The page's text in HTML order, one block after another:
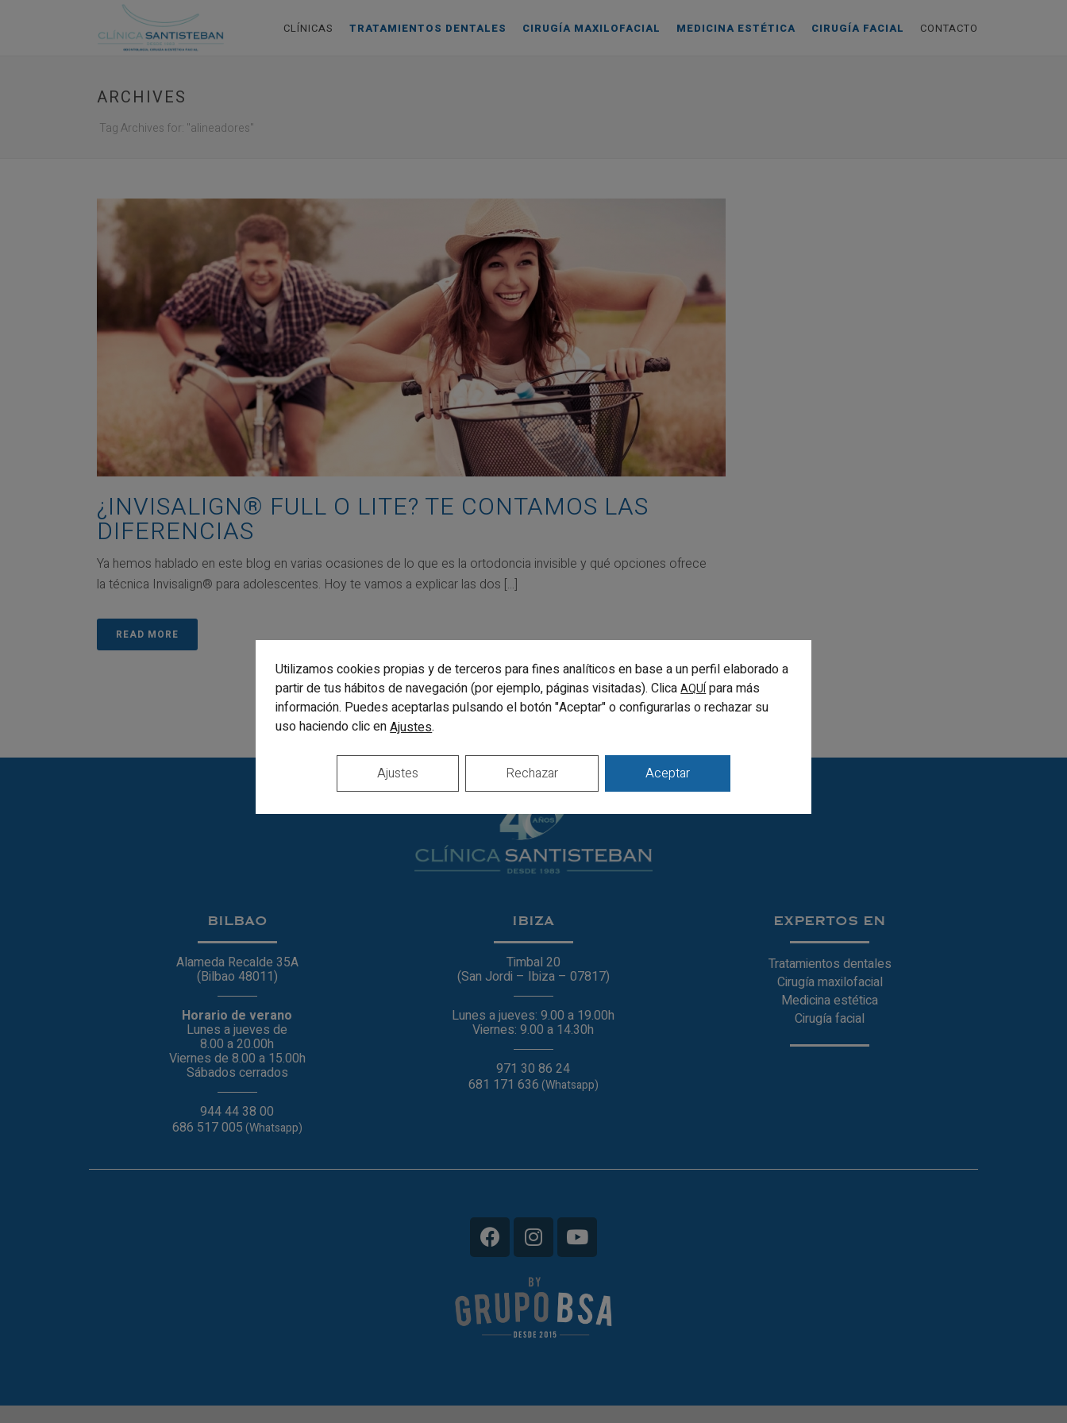
CLÍNICAS TRATAMIENTOS DENTALES CIRUGÍA MAXILOFACIAL MEDICINA ESTÉTICA CIRUGÍA FACIAL CONTACTO
ARCHIVES
Tag Archives for: "alineadores"
¿INVISALIGN® FULL O LITE? TE CONTAMOS LAS
DIFERENCIAS
Ya hemos hablado en este blog en varias ocasiones de lo que es la ortodoncia invisible y qué opciones ofrece
la técnica Invisalign® para adolescentes. Hoy te vamos a explicar las dos [...]
READ MORE
BILBAO
Alameda Recalde 35A
(Bilbao 48011)
Horario de verano
Lunes a jueves de
8.00 a 20.00h
Viernes de 8.00 a 15.00h
Sábados cerrados
944 44 38 00
686 517 005(Whatsapp)
IBIZA
Timbal 20
(San Jordi – Ibiza – 07817)
Lunes a jueves: 9.00 a 19.00h
Viernes: 9.00 a 14.30h
971 30 86 24
681 171 636(Whatsapp)
EXPERTOS EN
Tratamientos dentales
Cirugía maxilofacial
Medicina estética
Cirugía facial
Utilizamos cookies propias y de terceros para fines analíticos en base a un perfil elaborado a
partir de tus hábitos de navegación (por ejemplo, páginas visitadas). ClicaAQUÍpara más
información. Puedes aceptarlas pulsando el botón "Aceptar" o configurarlas o rechazar su
uso haciendo clic enAjustes.
Aceptar
Rechazar
Ajustes